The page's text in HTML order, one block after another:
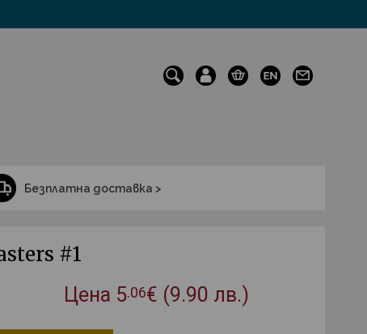
Безплатна доставка >
#1
Цена 5.06€ (9.90 лв.)